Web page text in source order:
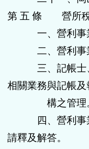
第 五 條 營所稅
一、營利事業
二、營利事業
三、記帳士、
相關業務與記帳
構之管理
四、營利事業
請釋及解答。